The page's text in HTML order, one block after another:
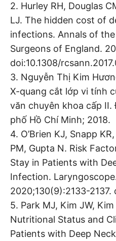
2. Hurley RH, Douglas
LJ. The hidden cost of
infections. Annals of
Surgeons of England.
doi:10.1308/
3. Nguyễn Thị Kim
X-quang cắt lớp vi tính
văn chuyên khoa cấp
phố Hồ Chí Minh; 2018.
4. O’Brien KJ, Snapp
PM, Gupta N. Risk
Stay in Patients with
Infection.
2020;130(9):2133-2137.
5. Park MJ, Kim JW,
Nutritional Status and
Patients with Deep